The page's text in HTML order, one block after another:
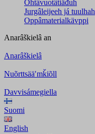
Ohtâvuotâtiäđuh
Jurgâleijeeh já tuulhah
Oppâmaterialkävppi
Anarâškielâ an
Anarâškielâ
Nuõrttsääʹmǩiõll
Davvisámegiella
Suomi
English